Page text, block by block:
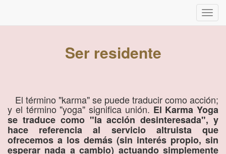
Ser residente
El término "karma" se puede traducir como acción;
y el término "yoga" significa unión. El Karma Yoga
se traduce como "la acción desinteresada", y
hace referencia al servicio altruista que
ofrecemos a los demás (sin interés propio, sin
esperar nada a cambio) actuando simplemente